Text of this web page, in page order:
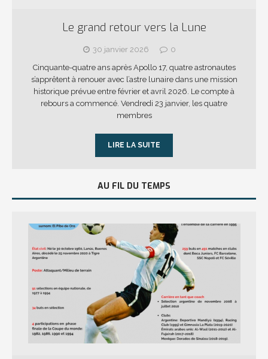
Le grand retour vers la Lune
30 janvier 2026
0
Cinquante-quatre ans après Apollo 17, quatre astronautes
s’apprêtent à renouer avec l’astre lunaire dans une mission
historique prévue entre février et avril 2026. Le compte à
rebours a commencé. Vendredi 23 janvier, les quatre
membres
LIRE LA SUITE
AU FIL DU TEMPS